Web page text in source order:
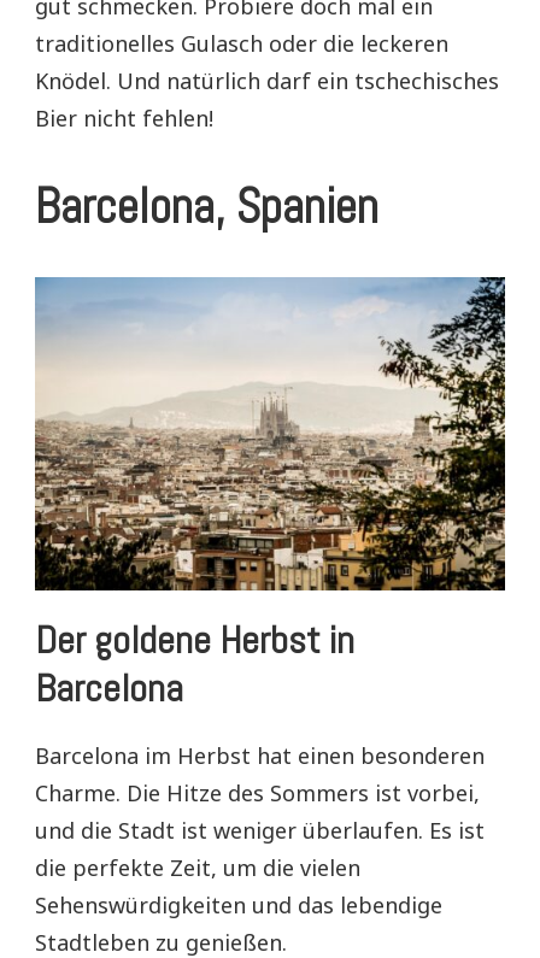
traditionelles Gulasch oder die leckeren
Knödel. Und natürlich darf ein tschechisches
Bier nicht fehlen!
Barcelona, Spanien
Der goldene Herbst in
Barcelona
Barcelona im Herbst hat einen besonderen
Charme. Die Hitze des Sommers ist vorbei,
und die Stadt ist weniger überlaufen. Es ist
die perfekte Zeit, um die vielen
Sehenswürdigkeiten und das lebendige
Stadtleben zu genießen.